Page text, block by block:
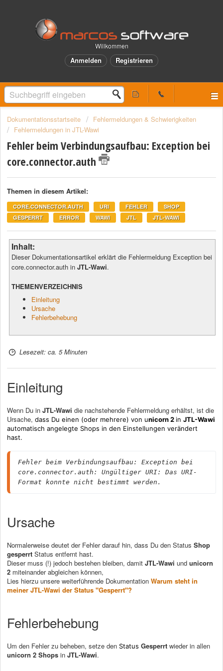
Willkommen
Anmelden Registrieren
Dokumentationsstartseite
Fehlermeldungen & Schwierigkeiten
Fehlermeldungen in JTL-Wawi
Fehler beim Verbindungsaufbau: Exception bei
core.connector.auth
Themen in diesem Artikel:
CORE.CONNECTOR.AUTH URI FEHLER
SHOP
GESPERRT
ERROR WAWI JTL JTL-WAWI
Inhalt:
Dieser Dokumentationsartikel erklärt die Fehlermeldung Exception bei
core.connector.auth inJTL-Wawi.
THEMENVERZEICHNIS
Einleitung
Ursache
Fehlerbehebung
Lesezeit: ca. 5 Minuten
Einleitung
Wenn Du in JTL-Wawi die nachstehende Fehlermeldung erhältst, ist die
Ursache, dass Du einen (oder mehrere) von unicorn 2 in JTL-Wawi
automatisch angelegte Shops in den Einstellungen verändert
hast.
Fehler beim Verbindungsaufbau: Exception bei
core.connector.auth: Ungültiger URI: Das URI-
Format konnte nicht bestimmt werden.
Ursache
Normalerweise deutet der Fehler darauf hin, dass Du den Status Shop
gesperrt Status entfernt hast.
Dieser muss (!) jedoch bestehen bleiben, damit JTL-Wawi und unicorn
2 miteinander abgleichen können,
Lies hierzu unsere weiterführende Dokumentation Warum steht in
meiner JTL-Wawi der Status "Gesperrt"?
Fehlerbehebung
Um den Fehler zu beheben, setze den Status Gesperrt wieder in allen
unicorn 2 Shops in JTL-Wawi.